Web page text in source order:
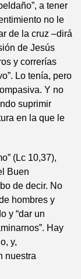
a tener
no le
de la cruz –dirá
de Jesús
y correrías
Lo tenía, pero
Y no
suprimir
en la que le
(Lc 10,37),
Buen
de decir. No
hombres y
y “dar un
Hay
y,
nuestra